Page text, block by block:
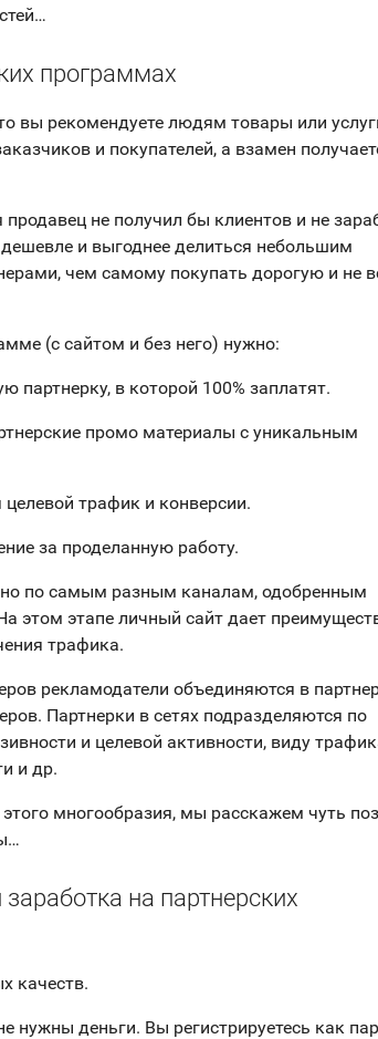
программах
вы рекомендуете людям товары или
и покупателей, а взамен
не получил бы клиентов и не
и выгоднее делиться небольшим
чем самому покупать дорогую и не
(с сайтом и без него) нужно:
партнерку, в которой 100% заплатят.
промо материалы с уникальным
трафик и конверсии.
за проделанную работу.
по самым разным каналам, одобренным
этом этапе личный сайт дает
трафика.
рекламодатели объединяются в
Партнерки в сетях подразделяются по
и целевой активности, виду
и др.
многообразия, мы расскажем чуть
на партнерских
качеств.
нужны деньги. Вы регистрируетесь как